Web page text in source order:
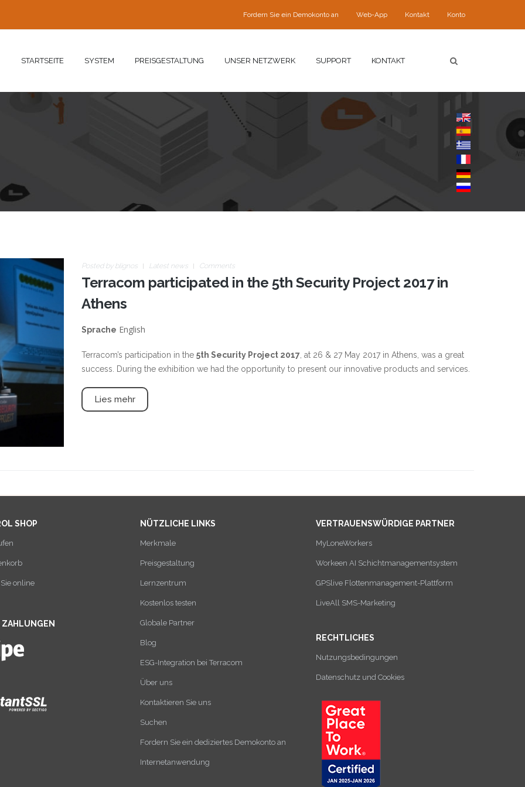
Fordern Sie ein Demokonto an Web-App Kontakt Konto
STARTSEITE SYSTEM PREISGESTALTUNG UNSER NETZWERK SUPPORT KONTAKT
Posted by blignos Latest news Comments
Terracom participated in the 5th Security Project 2017 in
Athens
Sprache English
Terracom’s participation in the 5th Security Project 2017 , at 26 & 27 May 2017 in Athens, was a great
success. During the exhibition we had the opportunity to present our innovative products and services.
Lies mehr
SHOP
online
ZAHLUNGEN
NÜTZLICHE LINKS
Merkmale
Preisgestaltung
Lernzentrum
Kostenlos testen
Globale Partner
Blog
ESG-Integration bei Terracom
Über uns
Kontaktieren Sie uns
Suchen
Fordern Sie ein dediziertes Demokonto an
Internetanwendung
VERTRAUENSWÜRDIGE PARTNER
MyLoneWorkers
Workeen AI Schichtmanagementsystem
GPSlive Flottenmanagement-Plattform
LiveAll SMS-Marketing
RECHTLICHES
Nutzungsbedingungen
Datenschutz und Cookies